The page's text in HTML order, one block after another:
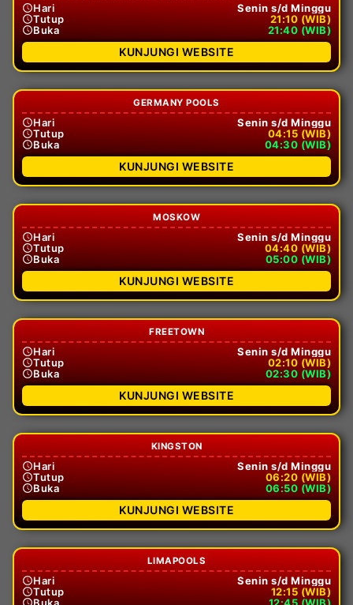
Hari
Senin s/d Minggu
Tutup
21:10 (WIB)
Buka
21:40 (WIB)
KUNJUNGI WEBSITE
GERMANY POOLS
Hari
Senin s/d Minggu
Tutup
04:15 (WIB)
Buka
04:30 (WIB)
KUNJUNGI WEBSITE
MOSKOW
Hari
Senin s/d Minggu
Tutup
04:40 (WIB)
Buka
05:00 (WIB)
KUNJUNGI WEBSITE
FREETOWN
Hari
Senin s/d Minggu
Tutup
02:10 (WIB)
Buka
02:30 (WIB)
KUNJUNGI WEBSITE
KINGSTON
Hari
Senin s/d Minggu
Tutup
06:20 (WIB)
Buka
06:50 (WIB)
KUNJUNGI WEBSITE
LIMAPOOLS
Hari
Senin s/d Minggu
Tutup
12:15 (WIB)
Buka
12:45 (WIB)